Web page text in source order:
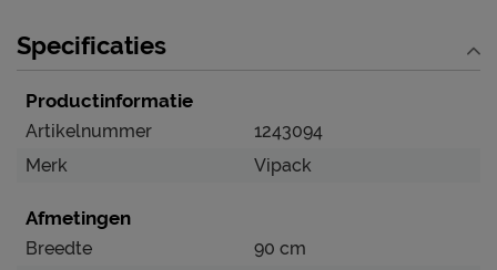
slaapcomfort
Verzorging & Garantie
Je nieuwe kinderbed wil je natuurlijk zo lang mogelijk
evenals de garantie op het kinderbed, kun je terug
vinden bij het kopje ‘Goed om te weten’.
Specificaties
Productinformatie
Artikelnummer
1243094
Merk
Vipack
Afmetingen
Breedte
90 cm